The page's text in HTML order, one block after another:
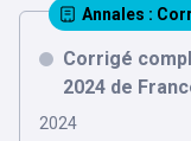
Annales :
Corrigé
2024 de
2024